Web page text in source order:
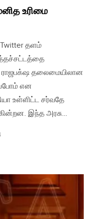
உரிமை
Twitter தளம்
ராஜபக்‌ஷ தலைமையிலான
என
உள்ளிட்ட சர்வதே
இந்த அரசு…